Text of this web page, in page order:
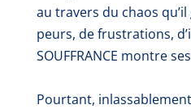
au travers du chaos
peurs, de frustrations,
SOUFFRANCE montre
Pourtant,